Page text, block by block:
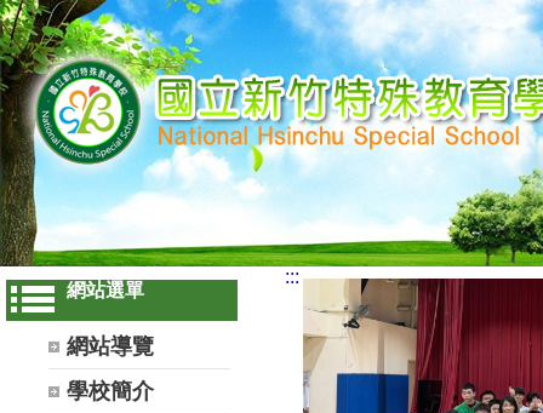
網站選單
網站導覽
學校簡介
:::